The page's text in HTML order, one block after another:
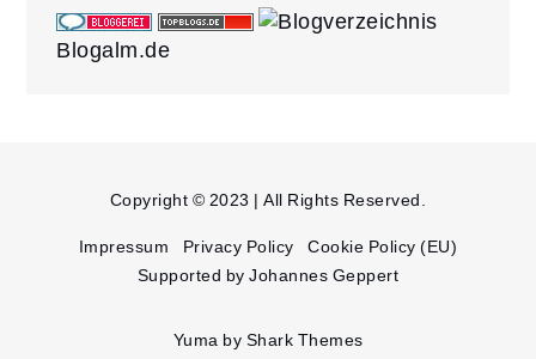
Blogalm.de
Copyright © 2023 | All Rights Reserved.
Impressum Privacy Policy
Cookie Policy (EU)
Supported by Johannes Geppert
Yuma by Shark Themes